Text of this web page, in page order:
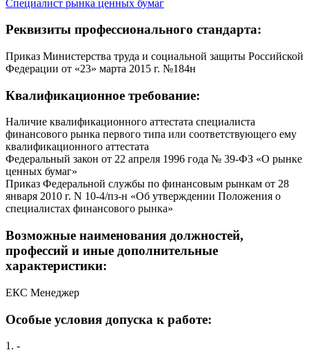
Специалист рынка ценных бумаг
Реквизиты профессионального стандарта:
Приказ Министерства труда и социальной защиты Российской
Федерации от «23» марта 2015 г. №184н
Квалификационное требование:
Наличие квалификационного аттестата специалиста
финансового рынка первого типа или соответствующего ему
квалификационного аттестата
Федеральный закон от 22 апреля 1996 года № 39-ФЗ «О рынке
ценных бумаг»
Приказ Федеральной службы по финансовым рынкам от 28
января 2010 г. N 10-4/пз-н «Об утверждении Положения о
специалистах финансового рынка»
Возможные наименования должностей,
профессий и иные дополнительные
характеристики:
ЕКС Менеджер
Особые условия допуска к работе:
1. -